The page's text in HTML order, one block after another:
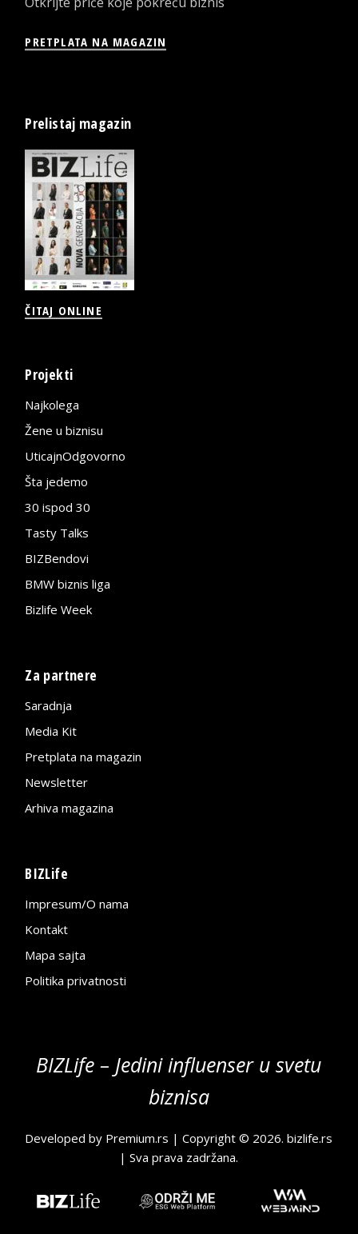
PRETPLATA NA MAGAZIN
Prelistaj magazin
ČITAJ ONLINE
Projekti
Najkolega
Žene u biznisu
UticajnOdgovorno
Šta jedemo
30 ispod 30
Tasty Talks
BIZBendovi
BMW biznis liga
Bizlife Week
Za partnere
Saradnja
Media Kit
Pretplata na magazin
Newsletter
Arhiva magazina
BIZLife
Impresum/O nama
Kontakt
Mapa sajta
Politika privatnosti
BIZLife – Jedini influenser u svetu
biznisa
Developed by Premium.rs | Copyright © 2026.bizlife.rs
| Sva prava zadržana.